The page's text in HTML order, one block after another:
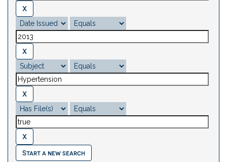
Start a new search